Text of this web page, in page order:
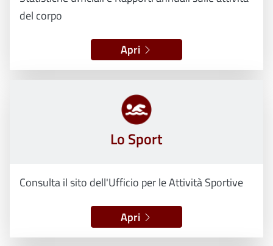
del corpo
Apri
Lo Sport
Consulta il sito dell'Ufficio per le Attività Sportive
Apri